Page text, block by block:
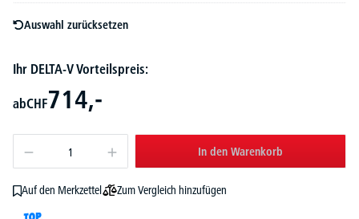
Auswahl zurücksetzen
Ihr DELTA-V Vorteilspreis:
abCHF714,-
In den Warenkorb
Auf den Merkzettel Zum Vergleich hinzufügen